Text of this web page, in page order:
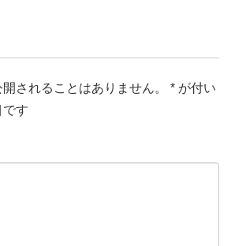
されることはありません。 * が付い
です